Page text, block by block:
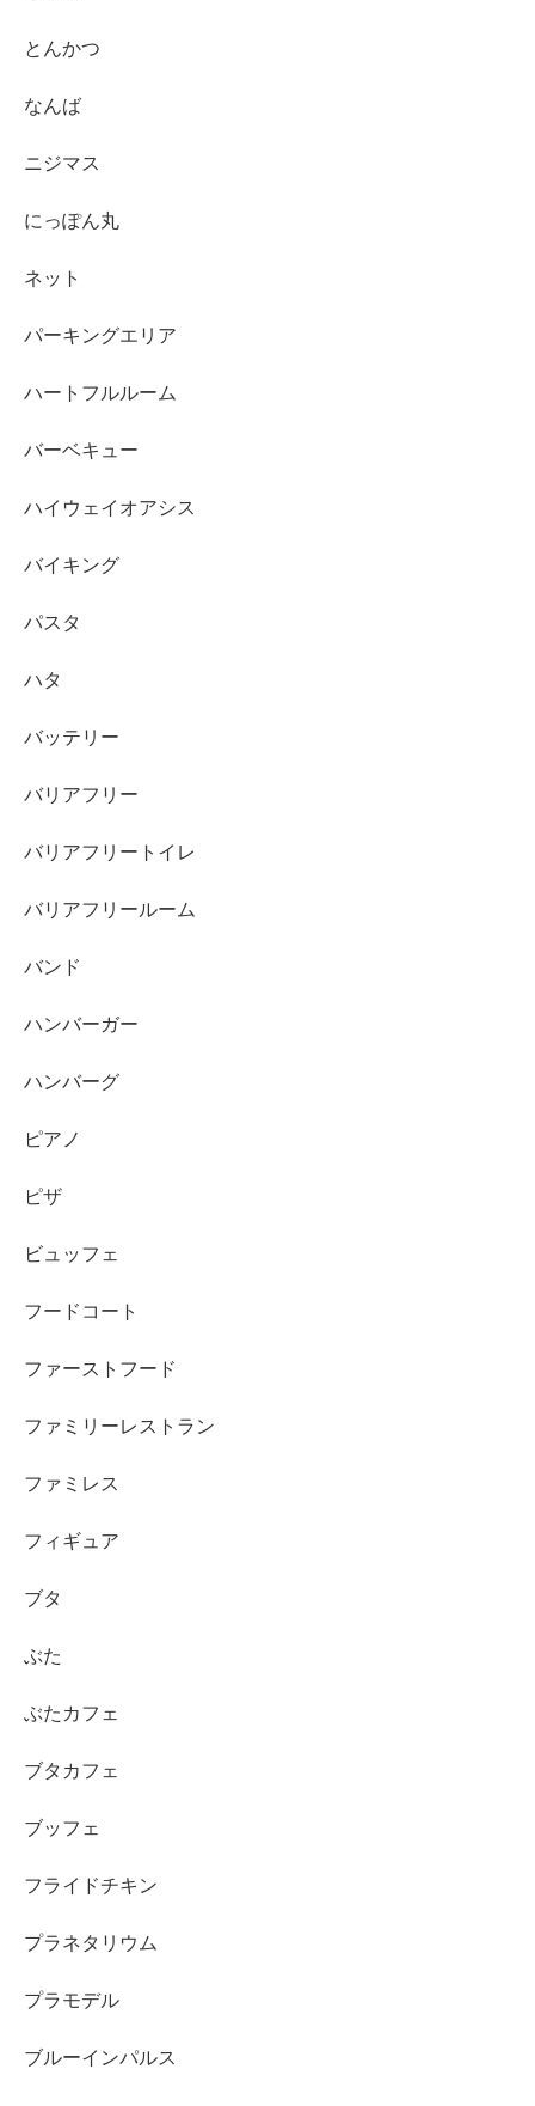
とんかつ
なんば
ニジマス
にっぽん丸
ネット
パーキングエリア
ハートフルルーム
バーベキュー
ハイウェイオアシス
バイキング
パスタ
ハタ
バッテリー
バリアフリー
バリアフリートイレ
バリアフリールーム
バンド
ハンバーガー
ハンバーグ
ピアノ
ピザ
ビュッフェ
フードコート
ファーストフード
ファミリーレストラン
ファミレス
フィギュア
ブタ
ぶた
ぶたカフェ
ブタカフェ
ブッフェ
フライドチキン
プラネタリウム
プラモデル
ブルーインパルス